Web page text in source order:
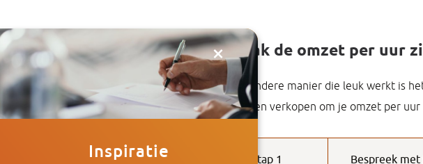
Maak de omzet per uur
Een andere manier die leuk werkt is
moeten verkopen om je omzet per uur
Stap 1 Bespreek
×
Inspiratie